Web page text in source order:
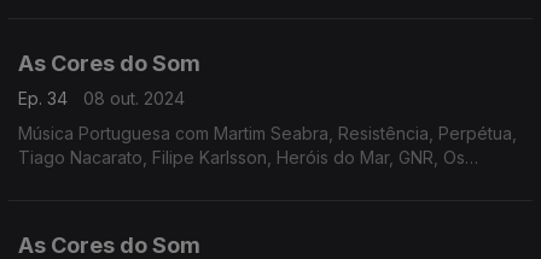
As Cores do Som
Ep. 34
08 out. 2024
Música Portuguesa com Martim Seabra, Resistência, Perpétua,
Tiago Nacarato, Filipe Karlsson, Heróis do Mar, GNR, Os
As Cores do Som